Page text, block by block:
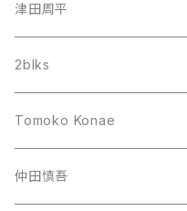
津田周平
2blks
Tomoko Konae
仲田慎吾